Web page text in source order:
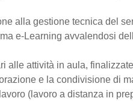
alla gestione tecnica del
e-Learning avvalendosi
attività in aula,
e la condivisione di
(lavoro a distanza in